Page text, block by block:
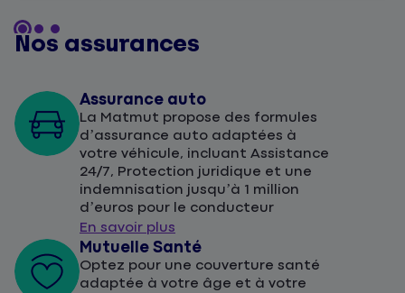
Nos assurances
Assurance auto
La Matmut propose des formules
d’assurance auto adaptées à
votre véhicule, incluant Assistance
24/7, Protection juridique et une
indemnisation jusqu’à 1 million
d’euros pour le conducteur
En savoir plus
Mutuelle Santé
Optez pour une couverture santé
adaptée à votre âge et à votre